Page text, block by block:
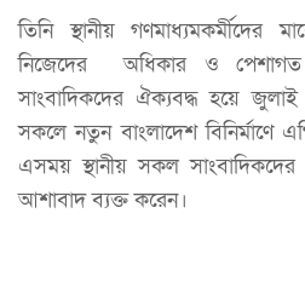
তিনি স্থানীয়
নিজেদের অধিকার ও পেশাগত
সাংবাদিকদের ঐক্যবদ্ধ হয়ে
সকলে নতুন বাংলাদেশ বিনির্মাণে
এসময় স্থানীয় সকল
আশাবাদ ব্যক্ত করেন।